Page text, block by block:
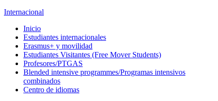
Internacional
Inicio
Estudiantes internacionales
Erasmus+ y movilidad
Estudiantes Visitantes (Free Mover Students)
Profesores/PTGAS
Blended intensive programmes/Programas intensivos
combinados
Centro de idiomas